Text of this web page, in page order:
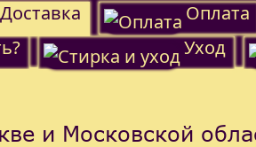
Доставка Оплата
Уход
и Московской